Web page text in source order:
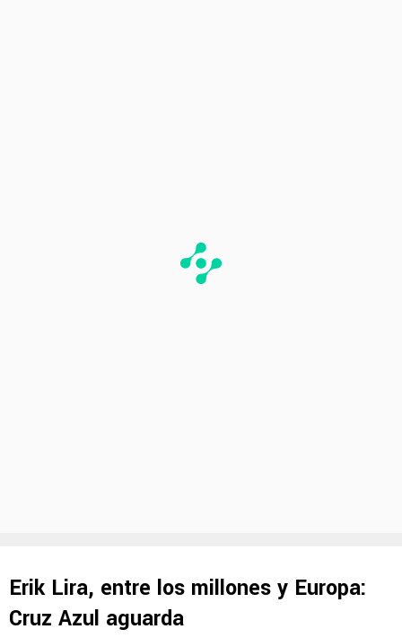
Erik Lira, entre los millones y Europa:
Cruz Azul aguarda